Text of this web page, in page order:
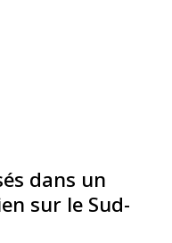
dans un
sur le Sud-